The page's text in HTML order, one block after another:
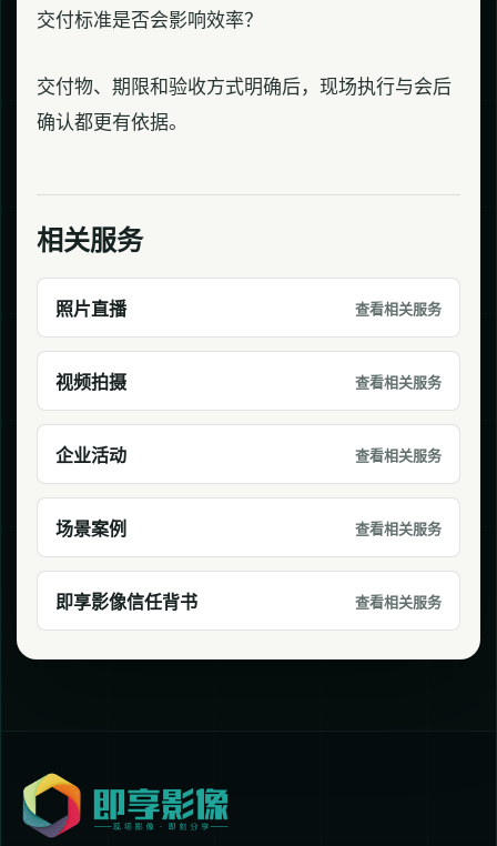
交付标准是否会影响效率？
交付物、期限和验收方式明确后，现场执行与会后
确认都更有依据。
相关服务
照片直播 查看相关服务
视频拍摄 查看相关服务
企业活动 查看相关服务
场景案例 查看相关服务
即享影像信任背书 查看相关服务